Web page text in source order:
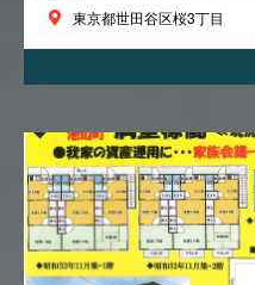
東京都世田谷区桜3丁目